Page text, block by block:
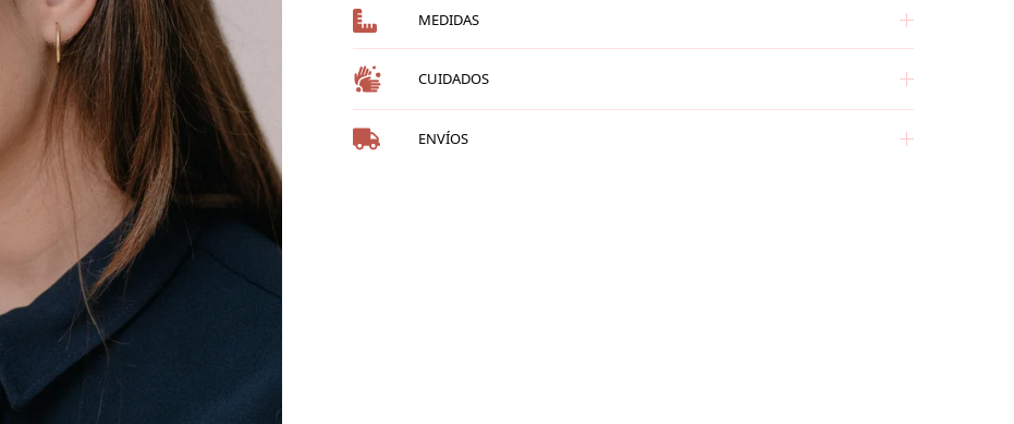
MEDIDAS
CUIDADOS
ENVÍOS